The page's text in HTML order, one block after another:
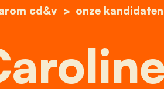
cd&v onze kandidaten